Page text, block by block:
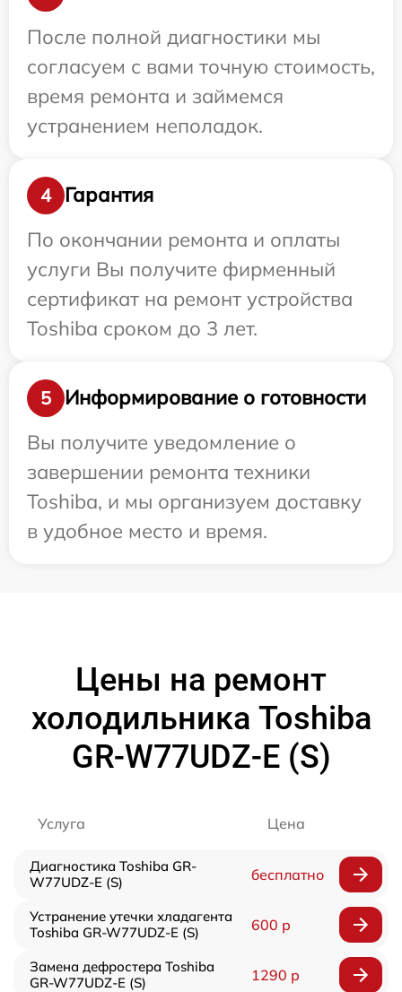
После полной диагностики мы
согласуем с вами точную стоимость,
время ремонта и займемся
устранением неполадок.
4
Гарантия
По окончании ремонта и оплаты
услуги Вы получите фирменный
сертификат на ремонт устройства
Toshiba сроком до 3 лет.
5
Информирование о готовности
Вы получите уведомление о
завершении ремонта техники
Toshiba, и мы организуем доставку
в удобное место и время.
Цены на ремонт
холодильника Toshiba
GR-W77UDZ-E (S)
Услуга Цена
Диагностика Toshiba GR-
W77UDZ-E (S)
бесплатно
Устранение утечки хладагента
Toshiba GR-W77UDZ-E (S)
600 р
Замена дефростера Toshiba
GR-W77UDZ-E (S)
1290 р